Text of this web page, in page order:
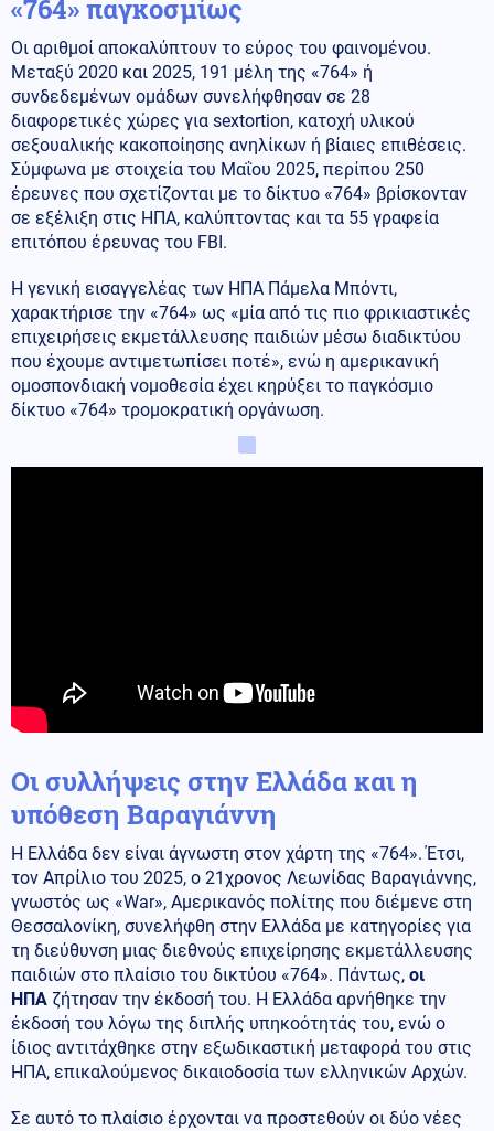
«764» παγκοσμίως
Οι αριθμοί αποκαλύπτουν το εύρος του φαινομένου.
Μεταξύ 2020 και 2025, 191 μέλη της «764» ή
συνδεδεμένων ομάδων συνελήφθησαν σε 28
διαφορετικές χώρες για sextortion, κατοχή υλικού
σεξουαλικής κακοποίησης ανηλίκων ή βίαιες επιθέσεις.
Σύμφωνα με στοιχεία του Μαΐου 2025, περίπου 250
έρευνες που σχετίζονται με το δίκτυο «764» βρίσκονταν
σε εξέλιξη στις ΗΠΑ, καλύπτοντας και τα 55 γραφεία
επιτόπου έρευνας του FBI.
Η γενική εισαγγελέας των ΗΠΑ Πάμελα Μπόντι,
χαρακτήρισε την «764» ως «μία από τις πιο φρικιαστικές
επιχειρήσεις εκμετάλλευσης παιδιών μέσω διαδικτύου
που έχουμε αντιμετωπίσει ποτέ», ενώ η αμερικανική
ομοσπονδιακή νομοθεσία έχει κηρύξει το παγκόσμιο
δίκτυο «764» τρομοκρατική οργάνωση.
Οι συλλήψεις στην Ελλάδα και η
υπόθεση Βαραγιάννη
Η Ελλάδα δεν είναι άγνωστη στον χάρτη της «764». Έτσι,
τον Απρίλιο του 2025, ο 21χρονος Λεωνίδας Βαραγιάννης,
γνωστός ως «War», Αμερικανός πολίτης που διέμενε στη
Θεσσαλονίκη, συνελήφθη στην Ελλάδα με κατηγορίες για
τη διεύθυνση μιας διεθνούς επιχείρησης εκμετάλλευσης
παιδιών στο πλαίσιο του δικτύου «764». Πάντως, οι
ΗΠΑ ζήτησαν την έκδοσή του. Η Ελλάδα αρνήθηκε την
έκδοσή του λόγω της διπλής υπηκοότητάς του, ενώ ο
ίδιος αντιτάχθηκε στην εξωδικαστική μεταφορά του στις
ΗΠΑ, επικαλούμενος δικαιοδοσία των ελληνικών Αρχών.
Σε αυτό το πλαίσιο έρχονται να προστεθούν οι δύο νέες